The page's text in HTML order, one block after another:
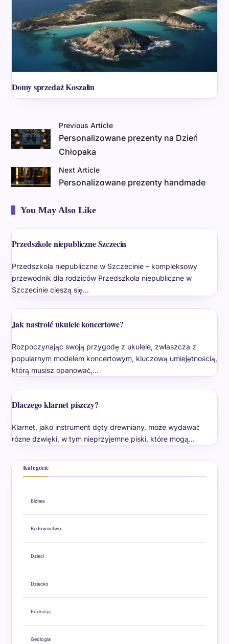
Domy sprzedaż Koszalin
Previous Article
Personalizowane prezenty na Dzień
Chłopaka
Next Article
Personalizowane prezenty handmade
You May Also Like
Przedszkole niepubliczne Szczecin
Przedszkola niepubliczne w Szczecinie – kompleksowy
przewodnik dla rodziców Przedszkola niepubliczne w
Szczecinie cieszą się…
Jak nastroić ukulele koncertowe?
Rozpoczynając swoją przygodę z ukulele, zwłaszcza z
popularnym modelem koncertowym, kluczową umiejętnością,
którą musisz opanować,…
Dlaczego klarnet piszczy?
Klarnet, jako instrument dęty drewniany, może wydawać
różne dźwięki, w tym nieprzyjemne piski, które mogą…
Kategorie
Biznes
Budownictwo
Dzieci
Dziecko
Edukacja
Geologia